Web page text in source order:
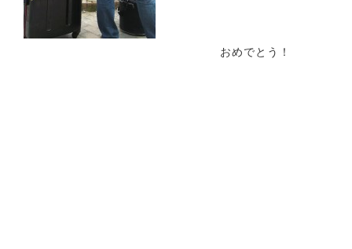
おめでとう！